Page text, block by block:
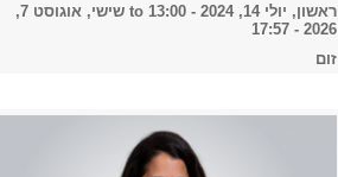
ראשון, יולי 14, 2024 - 13:00
שישי, אוגוסט 7,
2026 - 17:57
זום